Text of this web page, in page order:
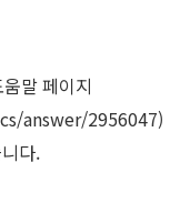
말 페이지
answer/2956047)
다.